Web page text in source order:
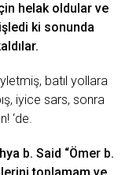
helak oldular ve
ki sonunda
batıl yollara
iyice sars, sonra
‘de.
b. Said “Ömer b.